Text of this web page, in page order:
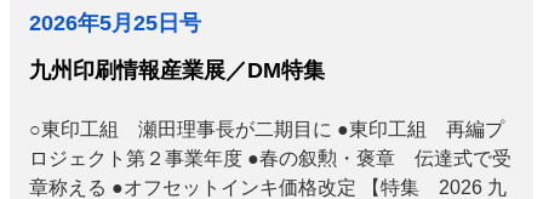
2026年5月25日号
九州印刷情報産業展／DM特集
○東印工組 瀬田理事長が二期目に ●東印工組 再編プ
ロジェクト第２事業年度 ●春の叙勲・褒章 伝達式で受
章称える ●オフセットインキ価格改定 【特集 2026 九